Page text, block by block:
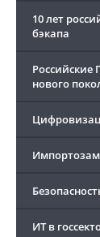
10 лет
бэкапа
Российские
нового
ИТ в